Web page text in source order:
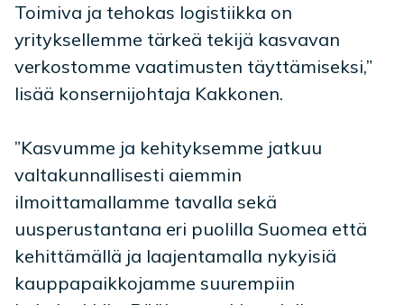
Toimiva ja tehokas logistiikka on
yrityksellemme tärkeä tekijä kasvavan
verkostomme vaatimusten täyttämiseksi,”
lisää konsernijohtaja Kakkonen.
”Kasvumme ja kehityksemme jatkuu
valtakunnallisesti aiemmin
ilmoittamallamme tavalla sekä
uusperustantana eri puolilla Suomea että
kehittämällä ja laajentamalla nykyisiä
kauppapaikkojamme suurempiin